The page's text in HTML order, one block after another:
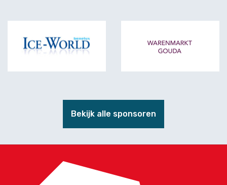
Bekijk alle sponsoren